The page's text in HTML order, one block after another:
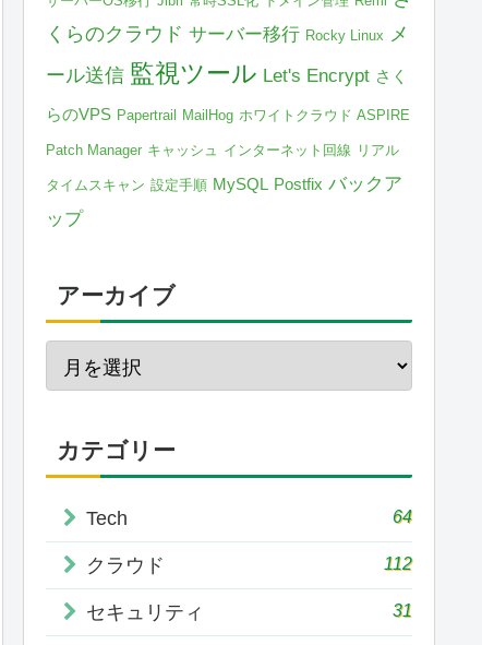
くらのクラウド サーバー移行 Rocky Linux
メ
ール送信 監視ツール Let's Encrypt さく
らのVPS Papertrail MailHog ホワイトクラウド ASPIRE
Patch Manager キャッシュ インターネット回線 リアル
タイムスキャン 設定手順 MySQL Postfix バックア
ップ
アーカイブ
カテゴリー
Tech 64
クラウド 112
セキュリティ 31